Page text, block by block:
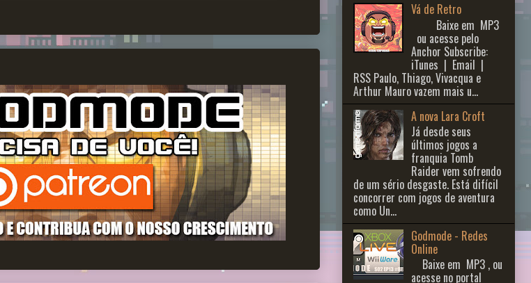
Vá de Retro
Baixe em MP3
ou acesse pelo
Anchor Subscribe:
iTunes | Email |
RSS Paulo, Thiago, Vivacqua e
Arthur Mauro vazem mais u...
A nova Lara Croft
Já desde seus
últimos jogos a
franquia Tomb
Raider vem sofrendo
de um sério desgaste. Está difícil
concorrer com jogos de aventura
como Un...
Godmode - Redes
Online
Baixe em MP3 , ou
acesse no portal